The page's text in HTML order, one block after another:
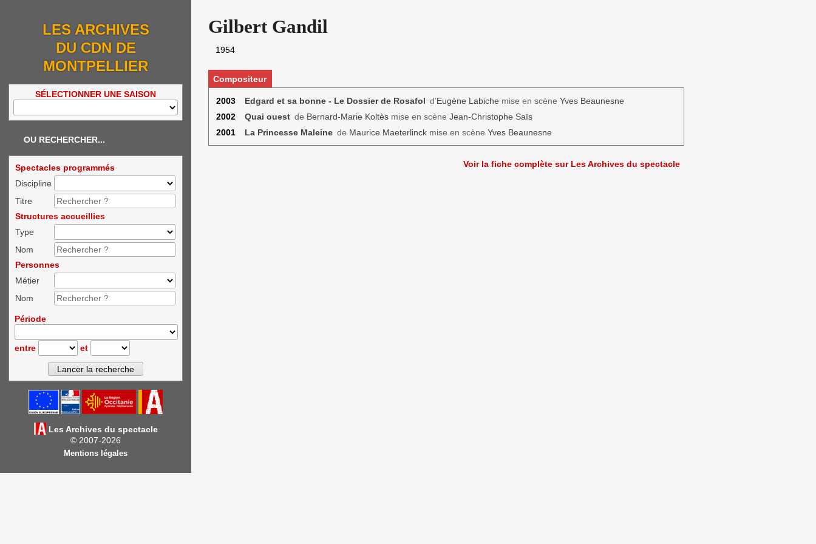
LES ARCHIVES
DU CDN DE
MONTPELLIER
SÉLECTIONNER UNE SAISON
OU RECHERCHER...
Spectacles programmés
Discipline
Titre
Structures accueillies
Type
Nom
Personnes
Métier
Nom
Période
entre et
Les Archives du spectacle
© 2007-2026
Mentions légales
Gilbert Gandil
1954
Compositeur
2003 Edgard et sa bonne - Le Dossier de Rosafol d’Eugène Labiche mise en scène Yves Beaunesne
2002
Quai ouestde Bernard-Marie Koltèsmise en scène Jean-Christophe Saïs
2001
La Princesse Maleinede Maurice Maeterlinckmise en scène Yves Beaunesne
Voir la fiche complète sur Les Archives du spectacle